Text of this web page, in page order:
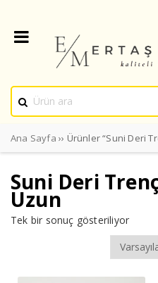
Ana Sayfa ›› Ürünler “Suni Deri
Suni Deri
Uzun
Tek bir sonuç gösteriliyor